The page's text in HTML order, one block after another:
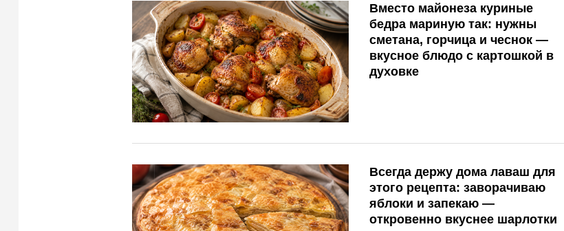
Вместо майонеза куриные
бедра мариную так: нужны
сметана, горчица и чеснок —
вкусное блюдо с картошкой в
духовке
Всегда держу дома лаваш для
этого рецепта: заворачиваю
яблоки и запекаю —
откровенно вкуснее шарлотки